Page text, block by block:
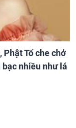
Tổ che chở
nhiều như lá